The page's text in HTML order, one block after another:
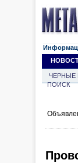
ЧЕРНЫЕ
ПОИСК